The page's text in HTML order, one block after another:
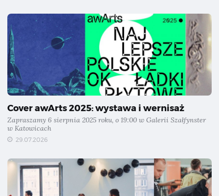
Cover awArts 2025: wystawa i wernisaż
Zapraszamy 6 sierpnia 2025 roku, o 19:00 w Galerii Szałfynster
w Katowicach
29.07.2026